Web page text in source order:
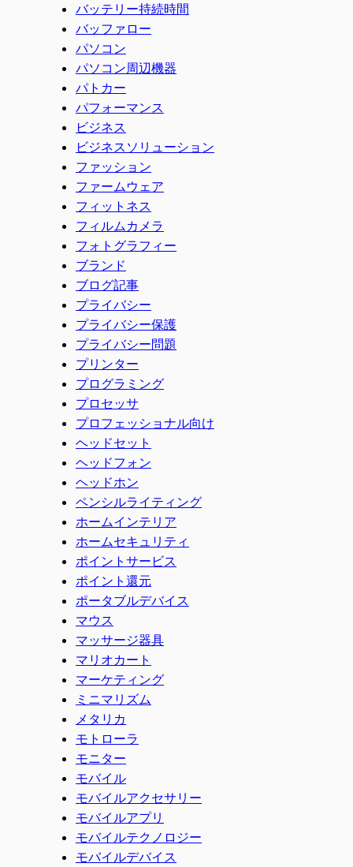
バッテリー持続時間
バッファロー
パソコン
パソコン周辺機器
パトカー
パフォーマンス
ビジネス
ビジネスソリューション
ファッション
ファームウェア
フィットネス
フィルムカメラ
フォトグラフィー
ブランド
ブログ記事
プライバシー
プライバシー保護
プライバシー問題
プリンター
プログラミング
プロセッサ
プロフェッショナル向け
ヘッドセット
ヘッドフォン
ヘッドホン
ペンシルライティング
ホームインテリア
ホームセキュリティ
ポイントサービス
ポイント還元
ポータブルデバイス
マウス
マッサージ器具
マリオカート
マーケティング
ミニマリズム
メタリカ
モトローラ
モニター
モバイル
モバイルアクセサリー
モバイルアプリ
モバイルテクノロジー
モバイルデバイス